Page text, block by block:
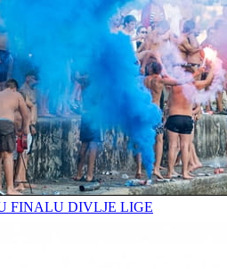
FINALU DIVLJE LIGE